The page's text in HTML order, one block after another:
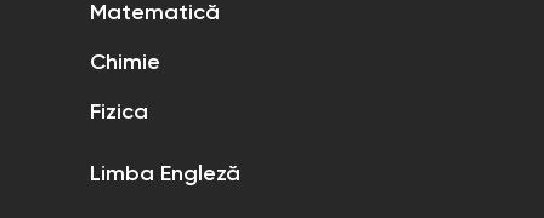
Matematică
Chimie
Fizica
Limba Engleză